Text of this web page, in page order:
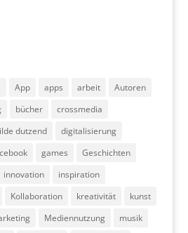
App apps arbeit
Autoren
bücher
crossmedia
dutzend
digitalisierung
games
Geschichten
innovation
inspiration
Kollaboration kreativität
kunst
Mediennutzung
musik